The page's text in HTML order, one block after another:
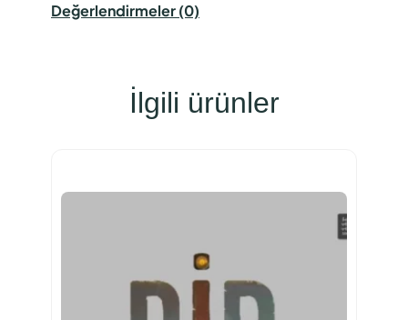
Değerlendirmeler (0)
İlgili ürünler